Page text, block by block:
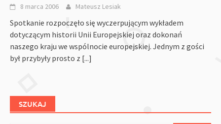
8 marca 2006 Mateusz Lesiak
Spotkanie rozpoczęło się wyczerpującym wykładem
dotyczącym historii Unii Europejskiej oraz dokonań
naszego kraju we wspólnocie europejskiej. Jednym z gości
był przybyły prosto z [...]
SZUKAJ